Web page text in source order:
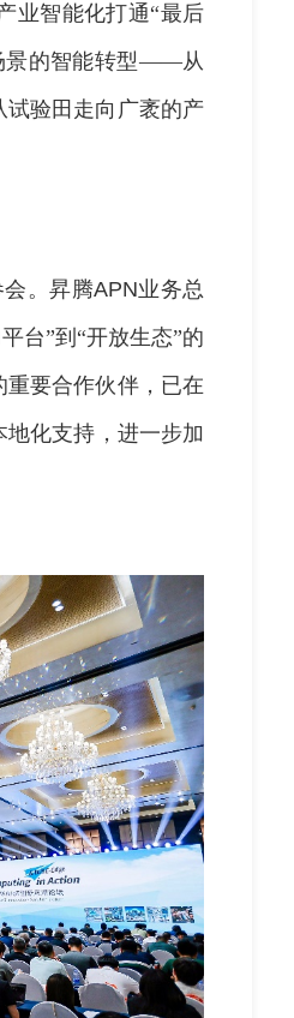
业智能化打通“最后
景的智能转型——从
试验田走向广袤的产
。昇腾APN业务总
台”到“开放生态”的
要合作伙伴，已在
化支持，进一步加